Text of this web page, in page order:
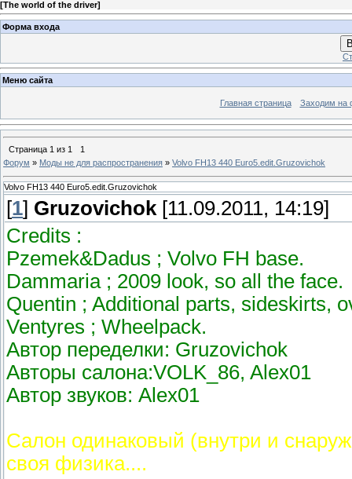
[The world of the driver]
Форма входа
Меню сайта
Главная страница Заходим на
Страница 1 из 1
1
Форум » Моды не для распространения » Volvo FH13 440 Euro5.edit.Gruzovichok
Volvo FH13 440 Euro5.edit.Gruzovichok
[1] Gruzovichok [11.09.2011, 14:19]
Credits :
Pzemek&Dadus ; Volvo FH base.
Dammaria ; 2009 look, so all the face.
Quentin ; Additional parts, sideskirts,
Ventyres ; Wheelpack.
Автор переделки: Gruzovichok
Авторы салона:VOLK_86, Alex01
Автор звуков: Alex01
Салон одинаковый (внутри и
своя физика....